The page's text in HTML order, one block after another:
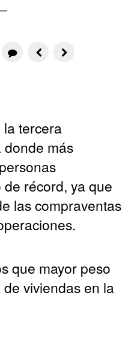
tercera
más
récord, ya que
las compraventas
que mayor peso
viviendas en la